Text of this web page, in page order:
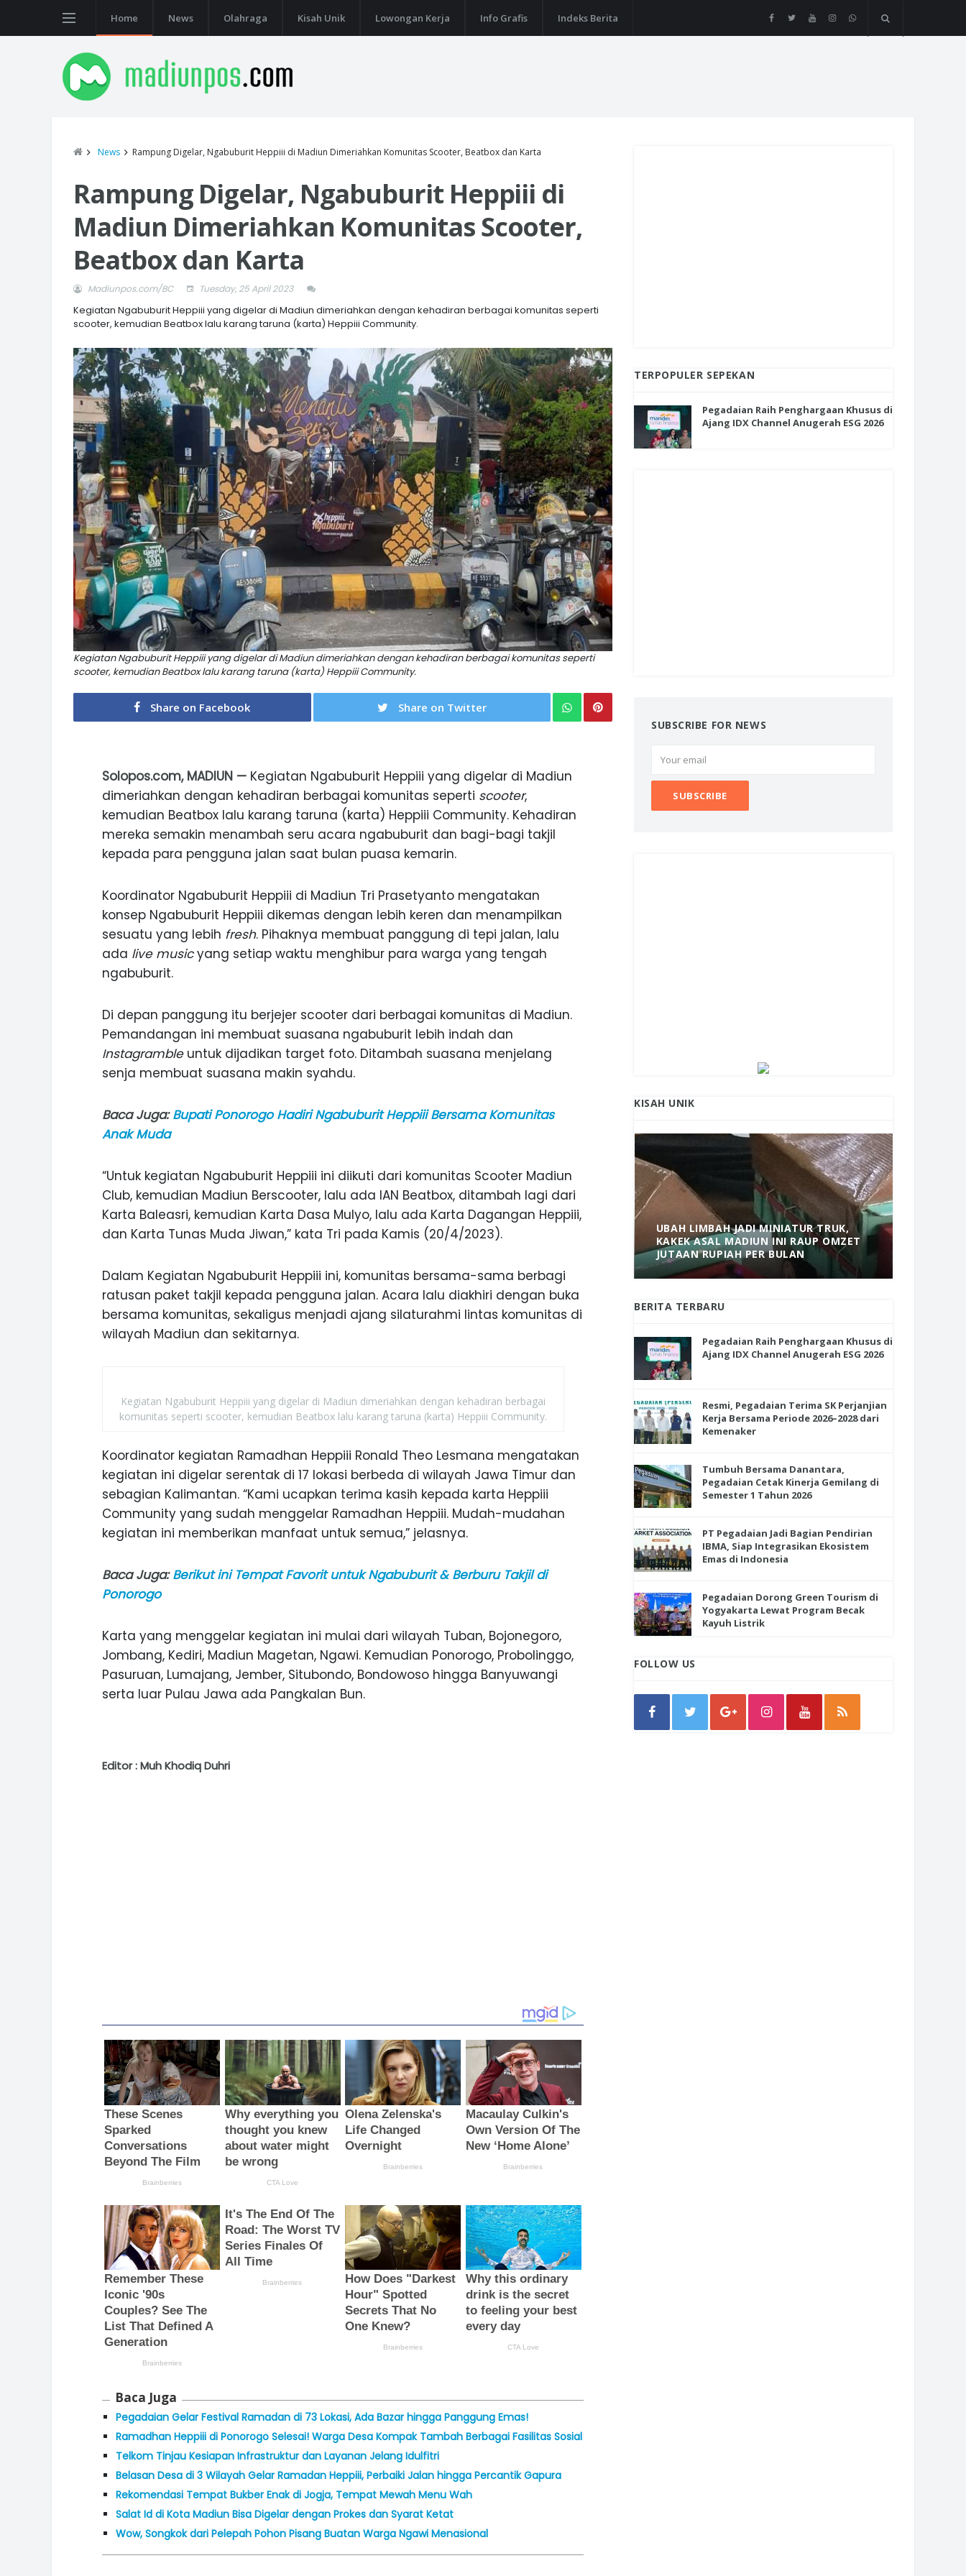
Home News Olahraga Kisah Unik Lowongan Kerja Info Grafis Indeks Berita
News Rampung Digelar, Ngabuburit Heppiii di Madiun Dimeriahkan Komunitas Scooter, Beatbox dan Karta
Rampung Digelar, Ngabuburit Heppiii di
Madiun Dimeriahkan Komunitas Scooter,
Beatbox dan Karta
Madiunpos.com/BC Tuesday, 25 April 2023
Kegiatan Ngabuburit Heppiii yang digelar di Madiun dimeriahkan dengan kehadiran berbagai komunitas seperti
scooter, kemudian Beatbox lalu karang taruna (karta) Heppiii Community.
Kegiatan Ngabuburit Heppiii yang digelar di Madiun dimeriahkan dengan kehadiran berbagai komunitas seperti
scooter, kemudian Beatbox lalu karang taruna (karta) Heppiii Community.
Share on Facebook Share on Twitter
Solopos.com, MADIUN — Kegiatan Ngabuburit Heppiii yang digelar di Madiun
dimeriahkan dengan kehadiran berbagai komunitas seperti scooter,
kemudian Beatbox lalu karang taruna (karta) Heppiii Community. Kehadiran
mereka semakin menambah seru acara ngabuburit dan bagi-bagi takjil
kepada para pengguna jalan saat bulan puasa kemarin.
Koordinator Ngabuburit Heppiii di Madiun Tri Prasetyanto mengatakan
konsep Ngabuburit Heppiii dikemas dengan lebih keren dan menampilkan
sesuatu yang lebih fresh. Pihaknya membuat panggung di tepi jalan, lalu
ada live musicyang setiap waktu menghibur para warga yang tengah
ngabuburit.
Di depan panggung itu berjejer scooter dari berbagai komunitas di Madiun.
Pemandangan ini membuat suasana ngabuburit lebih indah dan
Instagrambleuntuk dijadikan target foto. Ditambah suasana menjelang
senja membuat suasana makin syahdu.
Baca Juga:Bupati Ponorogo Hadiri Ngabuburit Heppiii Bersama Komunitas
Anak Muda
“Untuk kegiatan Ngabuburit Heppiii ini diikuti dari komunitas Scooter Madiun
Club, kemudian Madiun Berscooter, lalu ada IAN Beatbox, ditambah lagi dari
Karta Baleasri, kemudian Karta Dasa Mulyo, lalu ada Karta Dagangan Heppiii,
dan Karta Tunas Muda Jiwan,” kata Tri pada Kamis (20/4/2023).
Dalam Kegiatan Ngabuburit Heppiii ini, komunitas bersama-sama berbagi
ratusan paket takjil kepada pengguna jalan. Acara lalu diakhiri dengan buka
bersama komunitas, sekaligus menjadi ajang silaturahmi lintas komunitas di
wilayah Madiun dan sekitarnya.
Kegiatan Ngabuburit Heppiii yang digelar di Madiun dimeriahkan dengan kehadiran berbagai
komunitas seperti scooter, kemudian Beatbox lalu karang taruna (karta) Heppiii Community.
Koordinator kegiatan Ramadhan Heppiii Ronald Theo Lesmana mengatakan
kegiatan ini digelar serentak di 17 lokasi berbeda di wilayah Jawa Timur dan
sebagian Kalimantan. “Kami ucapkan terima kasih kepada karta Heppiii
Community yang sudah menggelar Ramadhan Heppiii. Mudah-mudahan
kegiatan ini memberikan manfaat untuk semua,” jelasnya.
Baca Juga:Berikut ini Tempat Favorit untuk Ngabuburit & Berburu Takjil di
Ponorogo
Karta yang menggelar kegiatan ini mulai dari wilayah Tuban, Bojonegoro,
Jombang, Kediri, Madiun Magetan, Ngawi. Kemudian Ponorogo, Probolinggo,
Pasuruan, Lumajang, Jember, Situbondo, Bondowoso hingga Banyuwangi
serta luar Pulau Jawa ada Pangkalan Bun.
Editor : Muh Khodiq Duhri
Baca Juga
Pegadaian Gelar Festival Ramadan di 73 Lokasi, Ada Bazar hingga Panggung Emas!
Ramadhan Heppiii di Ponorogo Selesai! Warga Desa Kompak Tambah Berbagai Fasilitas Sosial
Telkom Tinjau Kesiapan Infrastruktur dan Layanan Jelang Idulfitri
Belasan Desa di 3 Wilayah Gelar Ramadan Heppiii, Perbaiki Jalan hingga Percantik Gapura
Rekomendasi Tempat Bukber Enak di Jogja, Tempat Mewah Menu Wah
Salat Id di Kota Madiun Bisa Digelar dengan Prokes dan Syarat Ketat
Wow, Songkok dari Pelepah Pohon Pisang Buatan Warga Ngawi Menasional
TERPOPULER SEPEKAN
Pegadaian Raih Penghargaan Khusus di
Ajang IDX Channel Anugerah ESG 2026
SUBSCRIBE FOR NEWS
KISAH UNIK
MANIS, LEGIT, DAN PAHIT, NIKMATNYA
ANAK-ANAK BOJONEGORO DAN
NGANJUK SEKOLAH DI SMPN SARADAN
UBAH LIMBAH JADI MINIATUR TRUK,
KAKEK ASAL MADIUN INI RAUP OMZET
JUTAAN RUPIAH PER BULAN
BERITA TERBARU
Pegadaian Raih Penghargaan Khusus di
Ajang IDX Channel Anugerah ESG 2026
Resmi, Pegadaian Terima SK Perjanjian
Kerja Bersama Periode 2026–2028 dari
Kemenaker
Tumbuh Bersama Danantara,
Pegadaian Cetak Kinerja Gemilang di
Semester 1 Tahun 2026
PT Pegadaian Jadi Bagian Pendirian
IBMA, Siap Integrasikan Ekosistem
Emas di Indonesia
Pegadaian Dorong Green Tourism di
Yogyakarta Lewat Program Becak
Kayuh Listrik
FOLLOW US